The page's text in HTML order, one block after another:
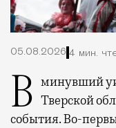
05.08.2026 4 мин.
В минувший уикенд маленькая Старица в Тверской
события. Во-